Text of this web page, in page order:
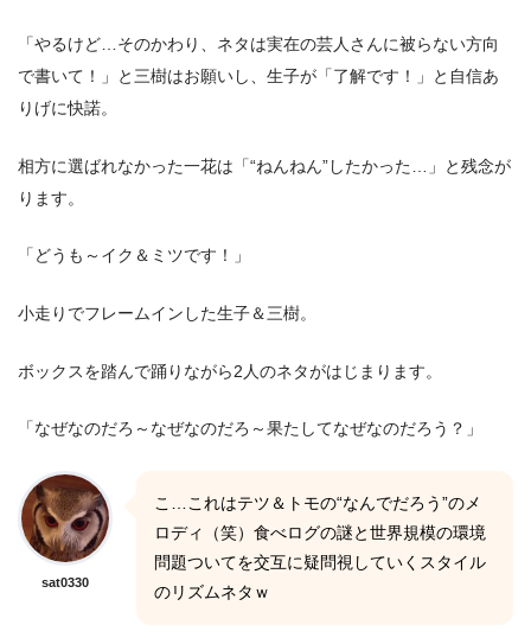
「やるけど…そのかわり、ネタは実在の芸人さんに被らない方向
で書いて！」と三樹はお願いし、生子が「了解です！」と自信あ
りげに快諾。
相方に選ばれなかった一花は「“ねんねん”したかった…」と残念が
ります。
「どうも～イク＆ミツです！」
小走りでフレームインした生子＆三樹。
ボックスを踏んで踊りながら2人のネタがはじまります。
「なぜなのだろ～なぜなのだろ～果たしてなぜなのだろう？」
sat0330
こ…これはテツ＆トモの“なんでだろう”のメ
ロディ（笑）食べログの謎と世界規模の環境
問題ついてを交互に疑問視していくスタイル
のリズムネタｗ